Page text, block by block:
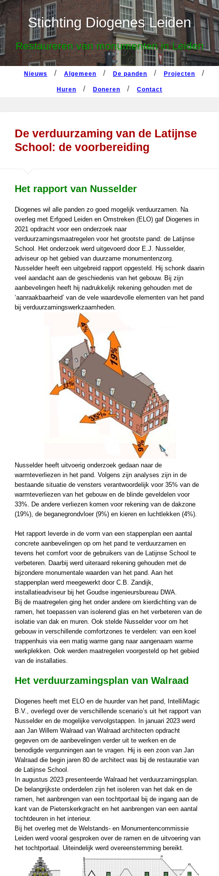
Stichting Diogenes Leiden
Restaureren van monumenten in Leiden
nieuws algemeen de panden projecten
huren doneren contact
nieuws algemeen de panden projecten
huren doneren contact
De verduurzaming van de Latijnse
School: de voorbereiding
Het rapport van Nusselder
Diogenes wil alle panden zo goed mogelijk verduurzamen. Na
overleg met Erfgoed Leiden en Omstreken (ELO) gaf Diogenes in
2021 opdracht voor een onderzoek naar
verduurzamingsmaatregelen voor het grootste pand: de Latijnse
School. Het onderzoek werd uitgevoerd door E.J. Nusselder,
adviseur op het gebied van duurzame monumentenzorg.
Nusselder heeft een uitgebreid rapport opgesteld. Hij schonk daarin
veel aandacht aan de geschiedenis van het gebouw. Bij zijn
aanbevelingen heeft hij nadrukkelijk rekening gehouden met de
‘aanraakbaarheid’ van de vele waardevolle elementen van het pand
bij verduurzamingswerkzaamheden.
Nusselder heeft uitvoerig onderzoek gedaan naar de
warmteverliezen in het pand. Volgens zijn analyses zijn in de
bestaande situatie de vensters verantwoordelijk voor 35% van de
warmteverliezen van het gebouw en de blinde geveldelen voor
33%. De andere verliezen komen voor rekening van de dakzone
(19%), de beganegrondvloer (9%) en kieren en luchtlekken (4%).
Het rapport leverde in de vorm van een stappenplan een aantal
concrete aanbevelingen op om het pand te verduurzamen en
tevens het comfort voor de gebruikers van de Latijnse School te
verbeteren. Daarbij werd uiteraard rekening gehouden met de
bijzondere monumentale waarden van het pand. Aan het
stappenplan werd meegewerkt door C.B. Zandijk,
installatieadviseur bij het Goudse ingenieursbureau DWA.
Bij de maatregelen ging het onder andere om kierdichting van de
ramen, het toepassen van isolerend glas en het verbeteren van de
isolatie van dak en muren. Ook stelde Nusselder voor om het
gebouw in verschillende comfortzones te verdelen: van een koel
trappenhuis via een matig warme gang naar aangenaam warme
werkplekken. Ook werden maatregelen voorgesteld op het gebied
van de installaties.
Het verduurzamingsplan van Walraad
Diogenes heeft met ELO en de huurder van het pand, IntelliMagic
B.V., overlegd over de verschillende scenario’s uit het rapport van
Nusselder en de mogelijke vervolgstappen. In januari 2023 werd
aan Jan Willem Walraad van Walraad architecten opdracht
gegeven om de aanbevelingen verder uit te werken en de
benodigde vergunningen aan te vragen. Hij is een zoon van Jan
Walraad die begin jaren 80 de architect was bij de restauratie van
de Latijnse School.
In augustus 2023 presenteerde Walraad het verduurzamingsplan.
De belangrijkste onderdelen zijn het isoleren van het dak en de
ramen, het aanbrengen van een tochtportaal bij de ingang aan de
kant van de Pieterskerkgracht en het aanbrengen van een aantal
tochtdeuren in het interieur.
Bij het overleg met de Welstands- en Monumentencommissie
Leiden werd vooral gesproken over de ramen en de uitvoering van
het tochtportaal. Uiteindelijk werd overeenstemming bereikt.